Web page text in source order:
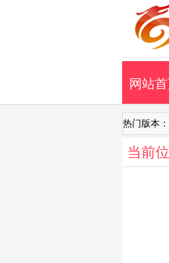
网站
热门版本：
当前